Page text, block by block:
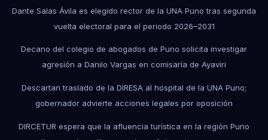
Dante Salas Ávila es elegido rector de la UNA Puno tras segunda
vuelta electoral para el periodo 2026–2031
Decano del colegio de abogados de Puno solicita investigar
agresión a Danilo Vargas en comisaría de Ayaviri
Descartan traslado de la DIRESA al hospital de la UNA Puno;
gobernador advierte acciones legales por oposición
DIRCETUR espera que la afluencia turística en la región Puno